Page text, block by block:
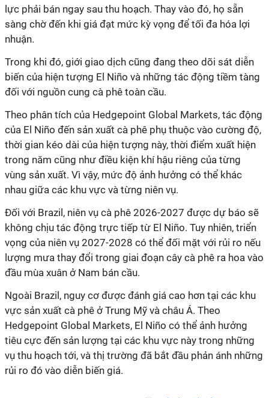
lực phải bán ngay sau thu hoạch. Thay vào đó, họ sẵn
sàng chờ đến khi giá đạt mức kỳ vọng để tối đa hóa lợi
nhuận.
Trong khi đó, giới giao dịch cũng đang theo dõi sát diễn
biến của hiện tượng El Niño và những tác động tiềm tàng
đối với nguồn cung cà phê toàn cầu.
Theo phân tích của Hedgepoint Global Markets, tác động
của El Niño đến sản xuất cà phê phụ thuộc vào cường độ,
thời gian kéo dài của hiện tượng này, thời điểm xuất hiện
trong năm cũng như điều kiện khí hậu riêng của từng
vùng sản xuất. Vì vậy, mức độ ảnh hưởng có thể khác
nhau giữa các khu vực và từng niên vụ.
Đối với Brazil, niên vụ cà phê 2026-2027 được dự báo sẽ
không chịu tác động trực tiếp từ El Niño. Tuy nhiên, triển
vọng của niên vụ 2027-2028 có thể đối mặt với rủi ro nếu
lượng mưa thay đổi trong giai đoạn cây cà phê ra hoa vào
đầu mùa xuân ở Nam bán cầu.
Ngoài Brazil, nguy cơ được đánh giá cao hơn tại các khu
vực sản xuất cà phê ở Trung Mỹ và châu Á. Theo
Hedgepoint Global Markets, El Niño có thể ảnh hưởng
tiêu cực đến sản lượng tại các khu vực này trong những
vụ thu hoạch tới, và thị trường đã bắt đầu phản ánh những
rủi ro đó vào diễn biến giá.